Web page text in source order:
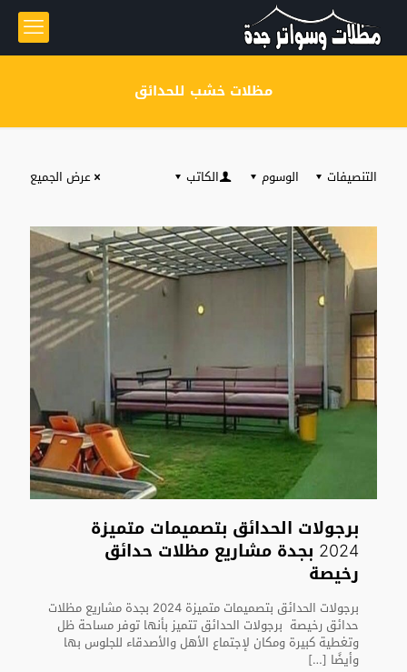
مظلات خشب للحدائق
التنصيفات الوسوم الكاتب عرض الجميع
برجولات الحدائق بتصميمات متميزة
2024 بجدة مشاريع مظلات حدائق
رخيصة
برجولات الحدائق بتصميمات متميزة 2024 بجدة مشاريع مظلات
حدائق رخيصة برجولات الحدائق تتميز بأنها توفر مساحة ظل
وتغطية كبيرة ومكان لإجتماع الأهل والأصدقاء للجلوس بها
وأيضًا […]